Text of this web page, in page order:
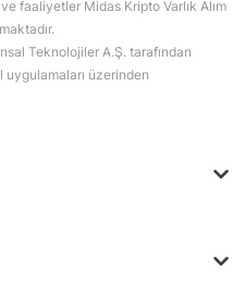
faaliyetler Midas Kripto Varlık Alım
Teknolojiler A.Ş. tarafından
üzerinden